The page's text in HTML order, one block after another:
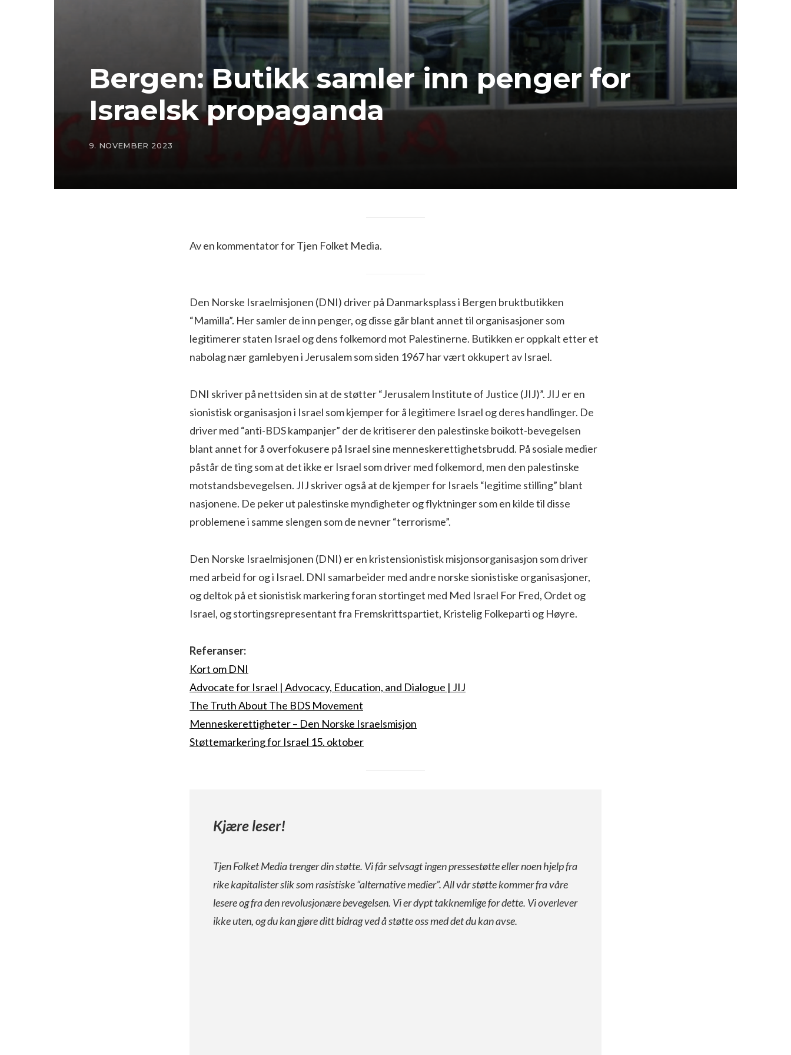
Bergen: Butikk samler inn penger for
Israelsk propaganda
9. NOVEMBER 2023
Av en kommentator for Tjen Folket Media.
Den Norske Israelmisjonen (DNI) driver på Danmarksplass i Bergen bruktbutikken
“Mamilla”. Her samler de inn penger, og disse går blant annet til organisasjoner som
legitimerer staten Israel og dens folkemord mot Palestinerne. Butikken er oppkalt etter et
nabolag nær gamlebyen i Jerusalem som siden 1967 har vært okkupert av Israel.
DNI skriver på nettsiden sin at de støtter “Jerusalem Institute of Justice (JIJ)”. JIJ er en
sionistisk organisasjon i Israel som kjemper for å legitimere Israel og deres handlinger. De
driver med “anti-BDS kampanjer” der de kritiserer den palestinske boikott-bevegelsen
blant annet for å overfokusere på Israel sine menneskerettighetsbrudd. På sosiale medier
påstår de ting som at det ikke er Israel som driver med folkemord, men den palestinske
motstandsbevegelsen. JIJ skriver også at de kjemper for Israels “legitime stilling” blant
nasjonene. De peker ut palestinske myndigheter og flyktninger som en kilde til disse
problemene i samme slengen som de nevner “terrorisme”.
Den Norske Israelmisjonen (DNI) er en kristensionistisk misjonsorganisasjon som driver
med arbeid for og i Israel. DNI samarbeider med andre norske sionistiske organisasjoner,
og deltok på et sionistisk markering foran stortinget med Med Israel For Fred, Ordet og
Israel, og stortingsrepresentant fra Fremskrittspartiet, Kristelig Folkeparti og Høyre.
Referanser:
Kort om DNI
Advocate for Israel | Advocacy, Education, and Dialogue | JIJ
The Truth About The BDS Movement
Menneskerettigheter – Den Norske Israelsmisjon
Støttemarkering for Israel 15. oktober
Kjære leser!
Tjen Folket Media trenger din støtte. Vi får selvsagt ingen pressestøtte eller noen hjelp fra
rike kapitalister slik som rasistiske “alternative medier”. All vår støtte kommer fra våre
lesere og fra den revolusjonære bevegelsen. Vi er dypt takknemlige for dette. Vi overlever
ikke uten, og du kan gjøre ditt bidrag ved å støtte oss med det du kan avse.